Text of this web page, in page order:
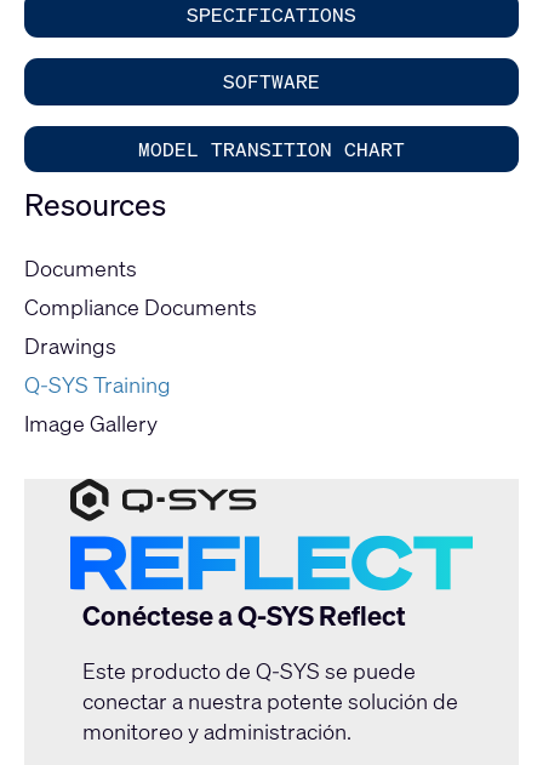
SPECIFICATIONS
SOFTWARE
MODEL TRANSITION CHART
Resources
Documents
Compliance Documents
Drawings
Q-SYS Training
Image Gallery
Conéctese a Q-SYS Reflect
Este producto de Q-SYS se puede
conectar a nuestra potente solución de
monitoreo y administración.